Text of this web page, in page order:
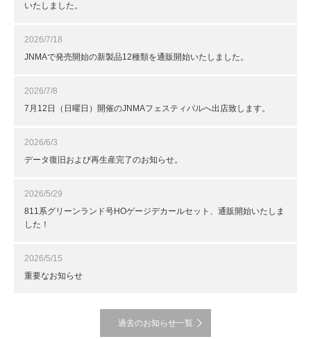
いたしました。
2026/7/18
JNMAで発売開始の新製品12種類を通販開始いたしました。
2026/7/8
7月12日（日曜日）開催のJNMAフェスティバルへ出店致します。
2026/6/3
データ復旧および再生産完了のお知らせ。
2026/5/29
811系グリーンランド号HOゲージデカールセット、通販開始いたしま
した！
2026/5/15
重要なお知らせ
過去のお知らせ一覧